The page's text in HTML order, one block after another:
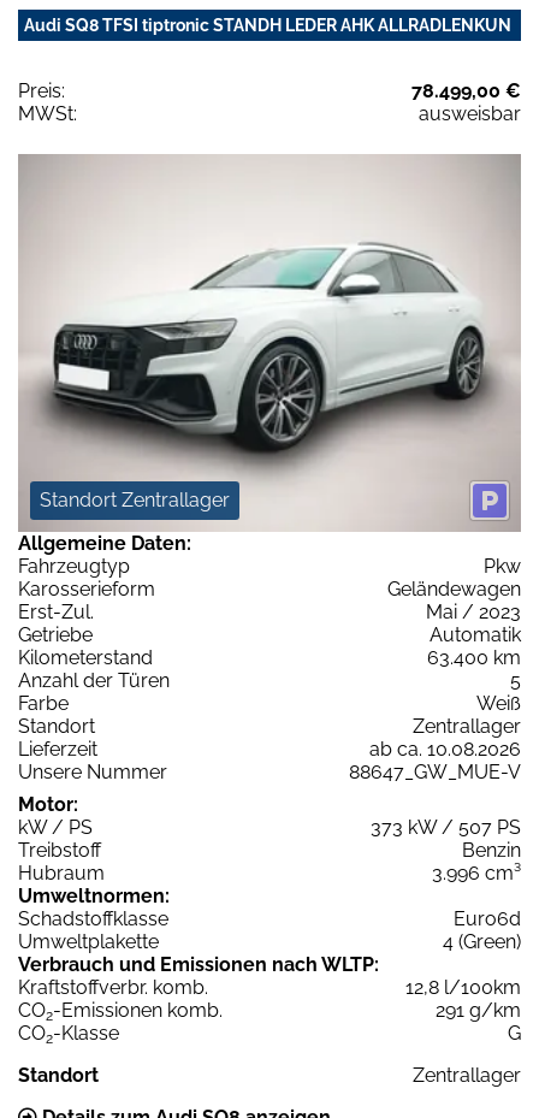
Audi SQ8 TFSI tiptronic STANDH LEDER AHK ALLRADLENKUN
Preis:
78.499,00 €
MWSt:
ausweisbar
Standort Zentrallager
Allgemeine Daten:
Fahrzeugtyp
Pkw
Karosserieform
Geländewagen
Erst-Zul.
Mai / 2023
Getriebe
Automatik
Kilometerstand
63.400 km
Anzahl der Türen
5
Farbe
Weiß
Standort
Zentrallager
Lieferzeit
ab ca. 10.08.2026
Unsere Nummer
88647_GW_MUE-V
Motor:
kW / PS
373 kW / 507 PS
Treibstoff
Benzin
Hubraum
3.996 cm³
Umweltnormen:
Schadstoffklasse
Euro6d
Umweltplakette
4 (Green)
Verbrauch und Emissionen nach WLTP:
Kraftstoffverbr. komb.
12,8 l/100km
CO2-Emissionen komb.
291 g/km
CO2-Klasse
G
Standort
Zentrallager